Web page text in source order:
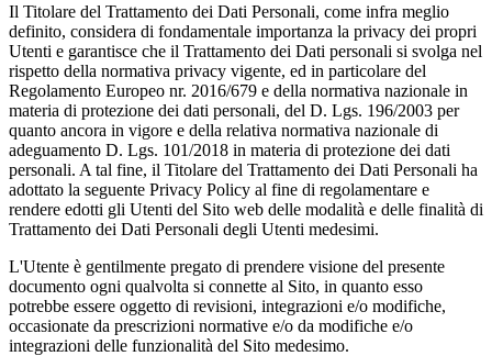
Il Titolare del Trattamento dei Dati Personali, come infra meglio
definito, considera di fondamentale importanza la privacy dei propri
Utenti e garantisce che il Trattamento dei Dati personali si svolga nel
rispetto della normativa privacy vigente, ed in particolare del
Regolamento Europeo nr. 2016/679 e della normativa nazionale in
materia di protezione dei dati personali, del D. Lgs. 196/2003 per
quanto ancora in vigore e della relativa normativa nazionale di
adeguamento D. Lgs. 101/2018 in materia di protezione dei dati
personali. A tal fine, il Titolare del Trattamento dei Dati Personali ha
adottato la seguente Privacy Policy al fine di regolamentare e
rendere edotti gli Utenti del Sito web delle modalità e delle finalità di
Trattamento dei Dati Personali degli Utenti medesimi.
L'Utente è gentilmente pregato di prendere visione del presente
documento ogni qualvolta si connette al Sito, in quanto esso
potrebbe essere oggetto di revisioni, integrazioni e/o modifiche,
occasionate da prescrizioni normative e/o da modifiche e/o
integrazioni delle funzionalità del Sito medesimo.